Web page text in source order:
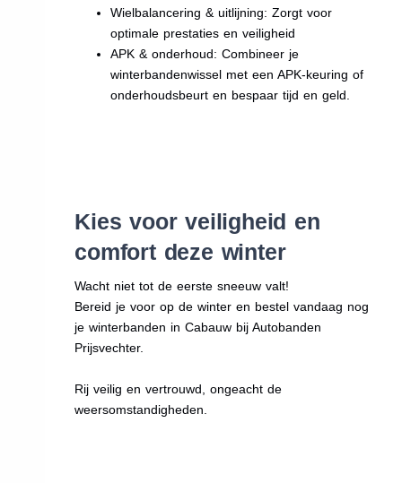
Wielbalancering & uitlijning: Zorgt voor
optimale prestaties en veiligheid
APK & onderhoud: Combineer je
winterbandenwissel met een APK-keuring of
onderhoudsbeurt en bespaar tijd en geld.
Kies voor veiligheid en
comfort deze winter
Wacht niet tot de eerste sneeuw valt!
Bereid je voor op de winter en bestel vandaag nog
je winterbanden in Cabauw bij Autobanden
Prijsvechter.
Rij veilig en vertrouwd, ongeacht de
weersomstandigheden.